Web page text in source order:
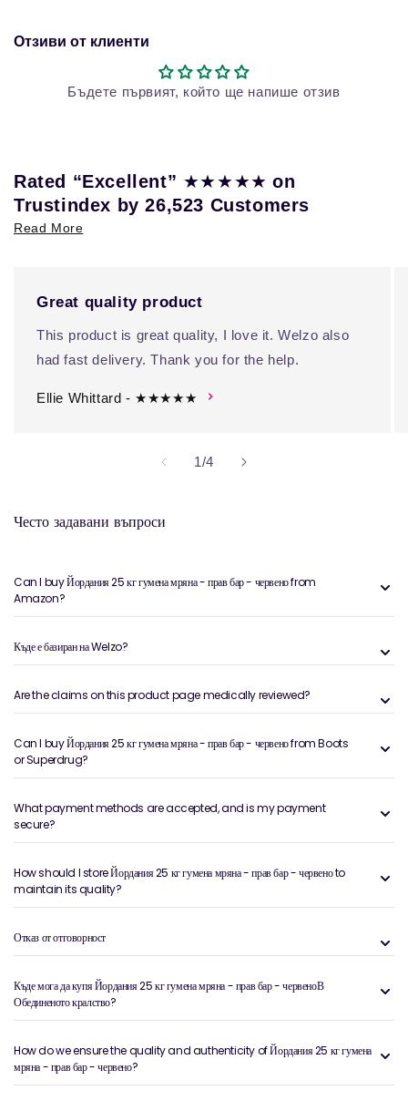
Отзиви от клиенти
Бъдете първият, който ще напише отзив
Rated “Excellent” ★★★★★on
Trustindex by 26,523 Customers
Read More
Great quality product
This product is great quality, I love it. Welzo also
had fast delivery. Thank you for the help.
Ellie Whittard - ★★★★★
1/на
4
Често задавани въпроси
Can I buy Йордания 25 кг гумена мряна - прав бар - червено from
Amazon?
Къде е базиран на Welzo?
Are the claims on this product page medically reviewed?
Can I buy Йордания 25 кг гумена мряна - прав бар - червено from Boots
or Superdrug?
What payment methods are accepted, and is my payment
secure?
How should I store Йордания 25 кг гумена мряна - прав бар - червено to
maintain its quality?
Отказ от отговорност
Къде мога да купя Йордания 25 кг гумена мряна - прав бар - червеноВ
Обединеното кралство?
How do we ensure the quality and authenticity of Йордания 25 кг гумена
мряна - прав бар - червено?